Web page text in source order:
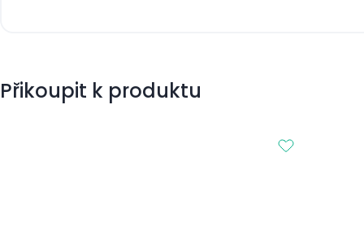
Přikoupit k produktu